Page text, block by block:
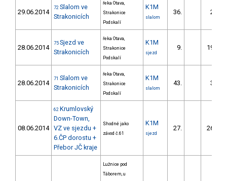
29.06.2014
72 Slalom ve
Strakonicích
řeka Otava,
Strakonice
Podskalí
K1M
slalom
36. 27.27
28.06.2014
75 Sjezd ve
Strakonicích
řeka Otava,
Strakonice
Podskalí
K1M
sjezd
9. 196.10
28.06.2014
71 Slalom ve
Strakonicích
řeka Otava,
Strakonice
Podskalí
K1M
slalom
43. 31.79
08.06.2014
62 Krumlovský
Down-Town,
VZ ve sjezdu +
6.ČP dorostu +
Přebor JČ kraje
Shodné jako
závod č.61
K1M
sjezd
27. 268.70
Lužnice pod
Táborem, u